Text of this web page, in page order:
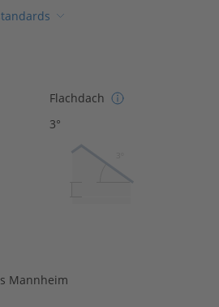
Flachdach
3°
Mannheim